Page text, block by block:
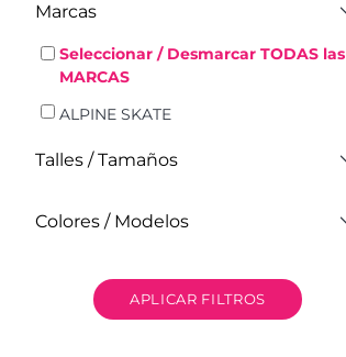
Marcas
Seleccionar / Desmarcar TODAS las
MARCAS
ALPINE SKATE
Talles / Tamaños
Colores / Modelos
APLICAR FILTROS